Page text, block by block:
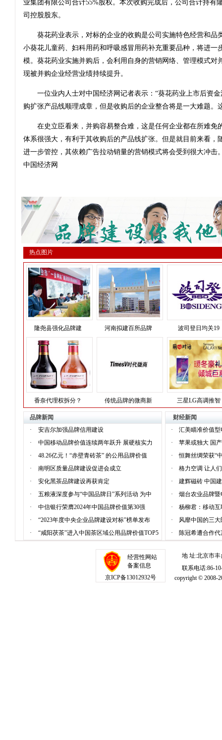
业集团有限公司合计55%股权。本次收购完成后，公司合计持有
司控股股东。
葵花药业表示，对标的企业的收购是公司实施特色经营和品
小葵花儿童药、妇科用药和呼吸感冒用药补充重要品种，将进一
模。葵花药业实施并购后，会利用自身的营销网络、管理模式对
现被并购企业经营业绩持续提升。
一位业内人士对中国经济网记者表示：“葵花药业上市后资金
购扩张产品线顺理成章，但是收购后的企业整合将是一大难题。
在史立臣看来，并购容易整合难，这是任何企业都在所难免
体系很强大，有利于其收购后的产品线扩张。但是就目前来看，
进一步管控，其依赖广告拉动销量的营销模式将会受到很大冲击
中国经济网
热点图片
隆尧县强化品牌建 河南拟建百所品牌 波司登日均关19
香奈代理权拆分？ 传统品牌的微商新 三星LG高调推智
品牌新闻
·
安吉尔加强品牌信用建设
·
中国移动品牌价值连续两年跃升 展硬核实力
·
48.26亿元！“赤壁青砖茶” 的公用品牌价值
·
南明区质量品牌建设促进会成立
·
安化黑茶品牌建设再获肯定
·
五粮液深度参与“中国品牌日”系列活动 为中
·
中信银行荣膺2024年中国品牌价值第30强
·
“2023年度中央企业品牌建设对标”榜单发布
·
“咸阳茯茶”进入中国茶区域公用品牌价值TOP5
财经新闻
·
汇美瞄准价值
·
苹果或独大 国
·
恒舞丝绸荣获“
·
格力空调 让人
·
建辉磁砖 中国
·
烟台农业品牌
·
杨柳君：移动
·
风靡中国的三
·
陈冠希遭合作
经营性网站
备案信息
京ICP备13012932号
地 址:北京市
联系电话:86-
copyright © 2008-